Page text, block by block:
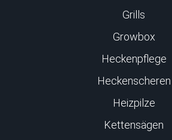
Grills
Growbox
Heckenpflege
Heckenscheren
Heizpilze
Kettensägen